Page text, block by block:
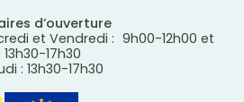
d’ouverture
et Vendredi : 9h00-12h00 et
13h30-17h30
: 13h30-17h30